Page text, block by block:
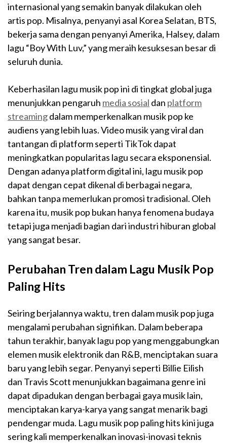
internasional yang semakin banyak dilakukan oleh
artis pop. Misalnya, penyanyi asal Korea Selatan, BTS,
bekerja sama dengan penyanyi Amerika, Halsey, dalam
lagu “Boy With Luv,” yang meraih kesuksesan besar di
seluruh dunia.
Keberhasilan lagu musik pop ini di tingkat global juga
menunjukkan pengaruh media sosial dan platform
streamingdalam memperkenalkan musik pop ke
audiens yang lebih luas. Video musik yang viral dan
tantangan di platform seperti TikTok dapat
meningkatkan popularitas lagu secara eksponensial.
Dengan adanya platform digital ini, lagu musik pop
dapat dengan cepat dikenal di berbagai negara,
bahkan tanpa memerlukan promosi tradisional. Oleh
karena itu, musik pop bukan hanya fenomena budaya
tetapi juga menjadi bagian dari industri hiburan global
yang sangat besar.
Perubahan Tren dalam Lagu Musik Pop
Paling Hits
Seiring berjalannya waktu, tren dalam musik pop juga
mengalami perubahan signifikan. Dalam beberapa
tahun terakhir, banyak lagu pop yang menggabungkan
elemen musik elektronik dan R&B, menciptakan suara
baru yang lebih segar. Penyanyi seperti Billie Eilish
dan Travis Scott menunjukkan bagaimana genre ini
dapat dipadukan dengan berbagai gaya musik lain,
menciptakan karya-karya yang sangat menarik bagi
pendengar muda. Lagu musik pop paling hits kini juga
sering kali memperkenalkan inovasi-inovasi teknis